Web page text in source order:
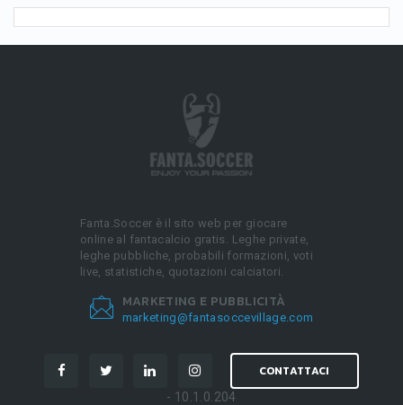
Fanta.Soccer è il sito web per giocare
online al fantacalcio gratis. Leghe private,
leghe pubbliche, probabili formazioni, voti
live, statistiche, quotazioni calciatori.
MARKETING E PUBBLICITÀ
marketing@fantasoccevillage.com
CONTATTACI
- 10.1.0.204